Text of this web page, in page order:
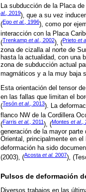
La subducción de la Placa
al., 2019), que a su vez
(Ego et al., 1996), como por
interacción con la Placa
(Trenkamp et al., 2002), (Prieto et
zona de cizalla al norte de
hasta la actualidad, con una
zona de subducción actual
magmáticos y a la muy baja
Esta orientación del tensor
en las fallas que limitan el
(Tesón et al., 2013). La
flanco NW de la Cordillera
(Farris et al., 2011), (Montes et al.,
generación de la mayor
Oriental, principalmente en
deformación ha sido
(2003), (Acosta et al. 2007),
Pulsos de deformación
Diversos trabajos en las